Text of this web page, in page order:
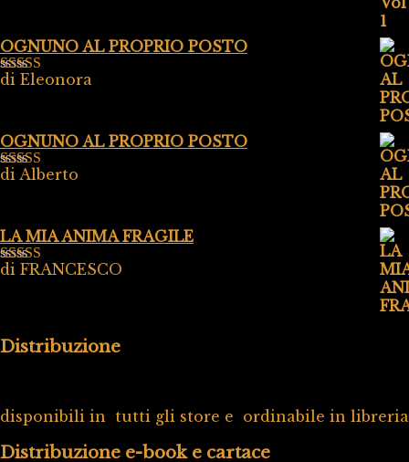
OGNUNO AL PROPRIO POSTO
Valutato5su
di Eleonora
OGNUNO AL PROPRIO POSTO
Valutato5su
di Alberto
LA MIA ANIMA FRAGILE
Valutato5su
di FRANCESCO
Distribuzione
disponibili in tutti gli store e ordinabile in libreria
Distribuzione e-book e cartace